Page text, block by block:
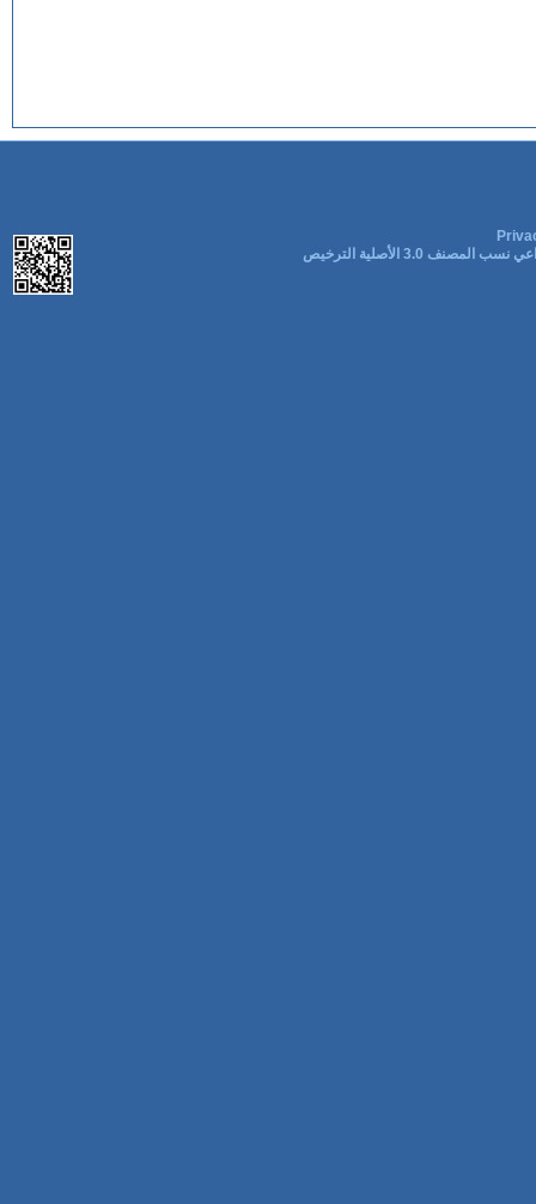
المصنف 3.0 الأصلية الترخيص